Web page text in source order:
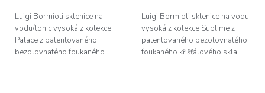
Luigi Bormioli sklenice na
vodu/tonic vysoká z kolekce
Palace z patentovaného
bezolovnatého foukaného
křišťálového skla Son.hyx se
Luigi Bormioli sklenice na vodu
vysoká z kolekce Sublime z
patentovaného bezolovnatého
foukaného křišťálového skla
Son.hyx se výšenou odolností